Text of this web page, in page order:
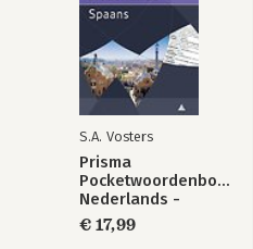
S.A. Vosters
Prisma
Pocketwoordenboek
Nederlands -
Spaans
€ 17,99